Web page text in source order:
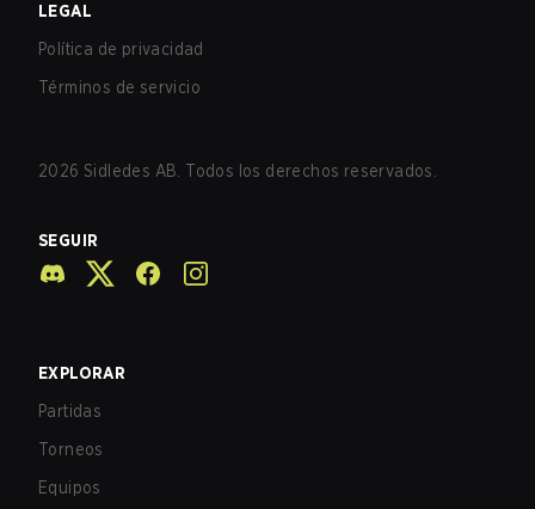
LEGAL
Política de privacidad
Términos de servicio
2026 Sidledes AB. Todos los derechos reservados.
SEGUIR
EXPLORAR
Partidas
Torneos
Equipos